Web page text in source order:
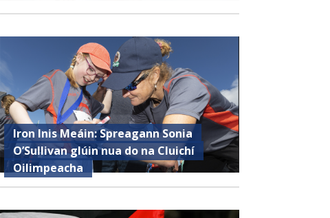
Iron Inis Meáin: Spreagann Sonia
O’Sullivan glúin nua do na Cluichí
Oilimpeacha